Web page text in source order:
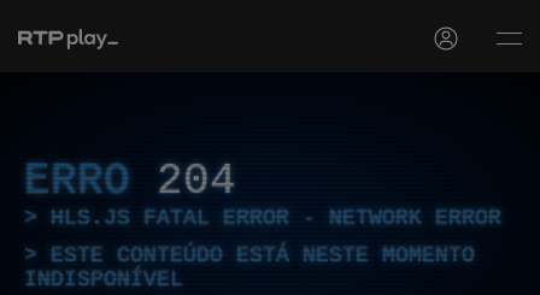
ERRO 204
HLS.JS FATAL ERROR - NETWORK ERROR
ESTE CONTEÚDO ESTÁ NESTE MOMENTO
INDISPONÍVEL